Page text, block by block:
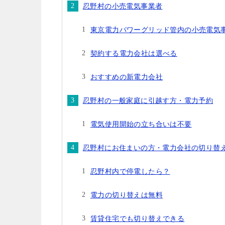
忍野村の小売電気事業者
東京電力パワーグリッド管内の小売電気
契約する電力会社は選べる
おすすめの新電力会社
忍野村の一般家庭に引越す方・電力予約
電気使用開始の立ち合いは不要
忍野村にお住まいの方・電力会社の切り替え
忍野村内で停電したら？
電力の切り替えは無料
賃貸住宅でも切り替えできる